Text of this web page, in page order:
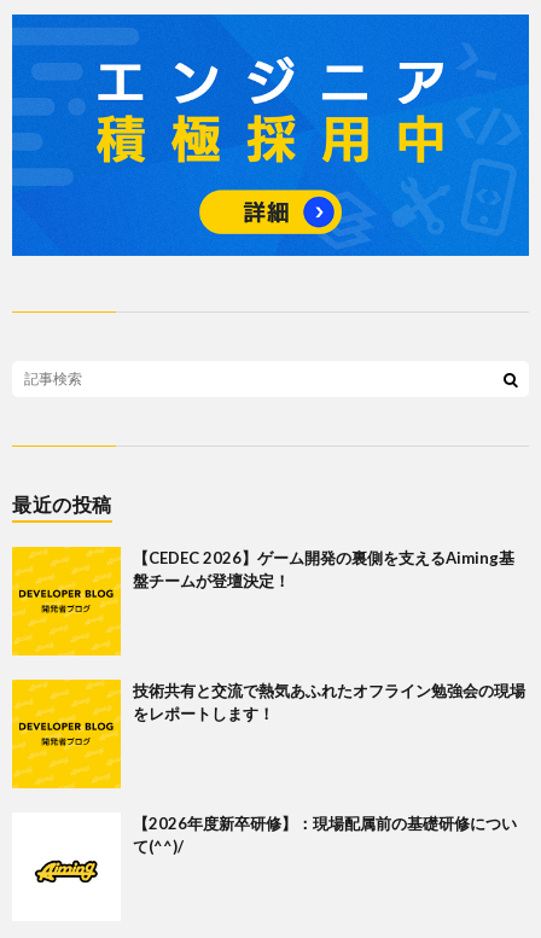
最近の投稿
【CEDEC 2026】ゲーム開発の裏側を支えるAiming基
盤チームが登壇決定！
技術共有と交流で熱気あふれたオフライン勉強会の現場
をレポートします！
【2026年度新卒研修】：現場配属前の基礎研修につい
て(^^)/